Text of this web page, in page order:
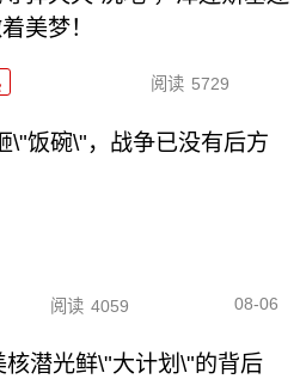
美梦！
阅读 5729
\"饭碗\"，战争已没有后方
阅读 4059 08-06
潜光鲜\"大计划\"的背后